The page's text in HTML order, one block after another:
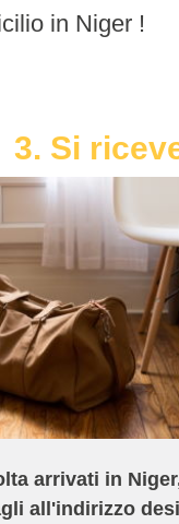
in Niger !
3. Si
arrivati in
all'indirizzo